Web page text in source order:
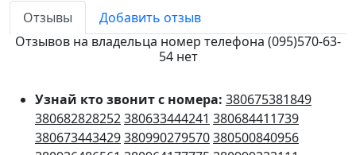
Отзывы
Добавить отзыв
Отзывов на владельца номер телефона (095)570-63-
54 нет
Узнай кто звонит с номера: 380675381849
380682828252380633444241 380684411739
380673443429380990279570380500840956